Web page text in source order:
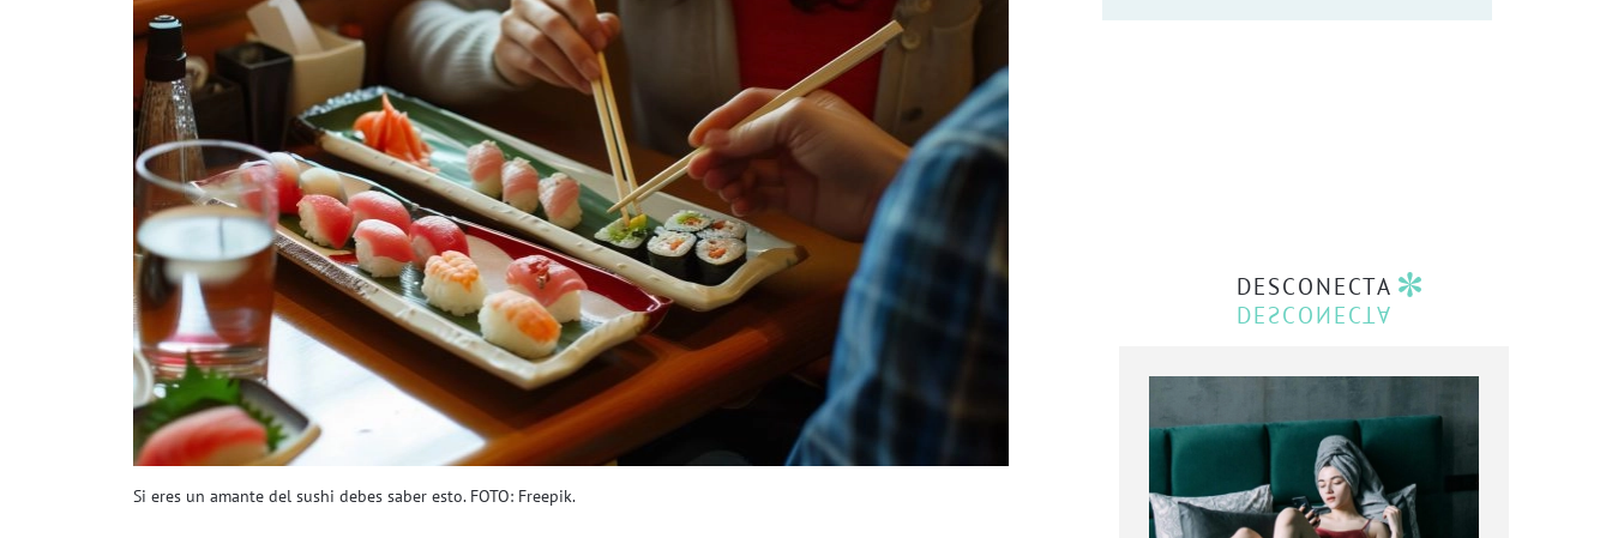
Si eres un amante del sushi debes saber esto. FOTO: Freepik.
DESCONECTA